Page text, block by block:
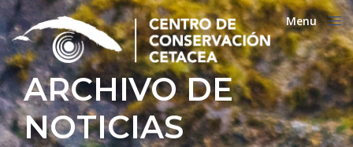
ARCHIVO DE
NOTICIAS
Menu
Close